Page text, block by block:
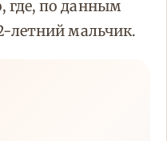
где, по данным
летний мальчик.